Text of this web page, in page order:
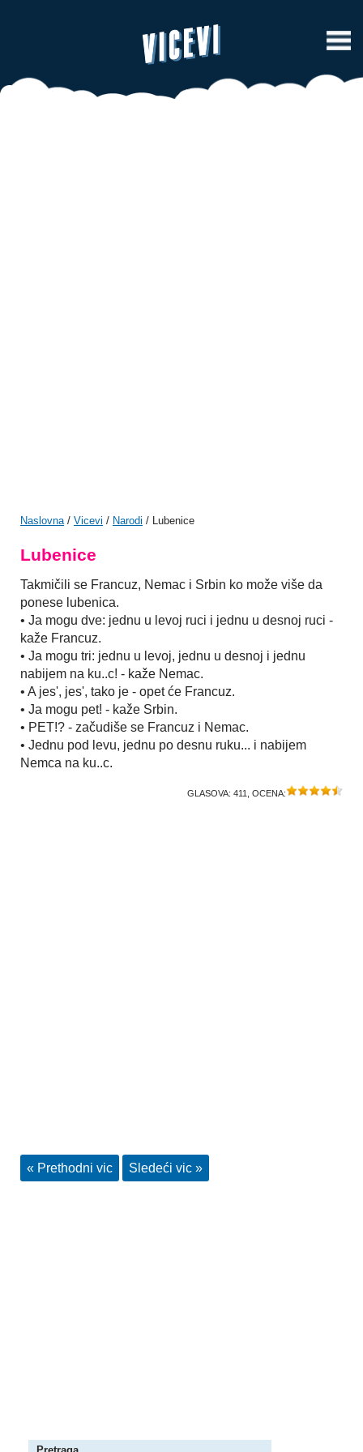
Naslovna/ Vicevi / Narodi / Lubenice
Lubenice
Takmičili se Francuz, Nemac i Srbin ko može više da
ponese lubenica.
• Ja mogu dve: jednu u levoj ruci i jednu u desnoj ruci -
kaže Francuz.
• Ja mogu tri: jednu u levoj, jednu u desnoj i jednu
nabijem na ku..c! - kaže Nemac.
• A jes', jes', tako je - opet će Francuz.
• Ja mogu pet! - kaže Srbin.
• PET!? - začudiše se Francuz i Nemac.
• Jednu pod levu, jednu po desnu ruku... i nabijem
Nemca na ku..c.
GLASOVA: 411 , OCENA:
« Prethodni vic Sledeći vic »